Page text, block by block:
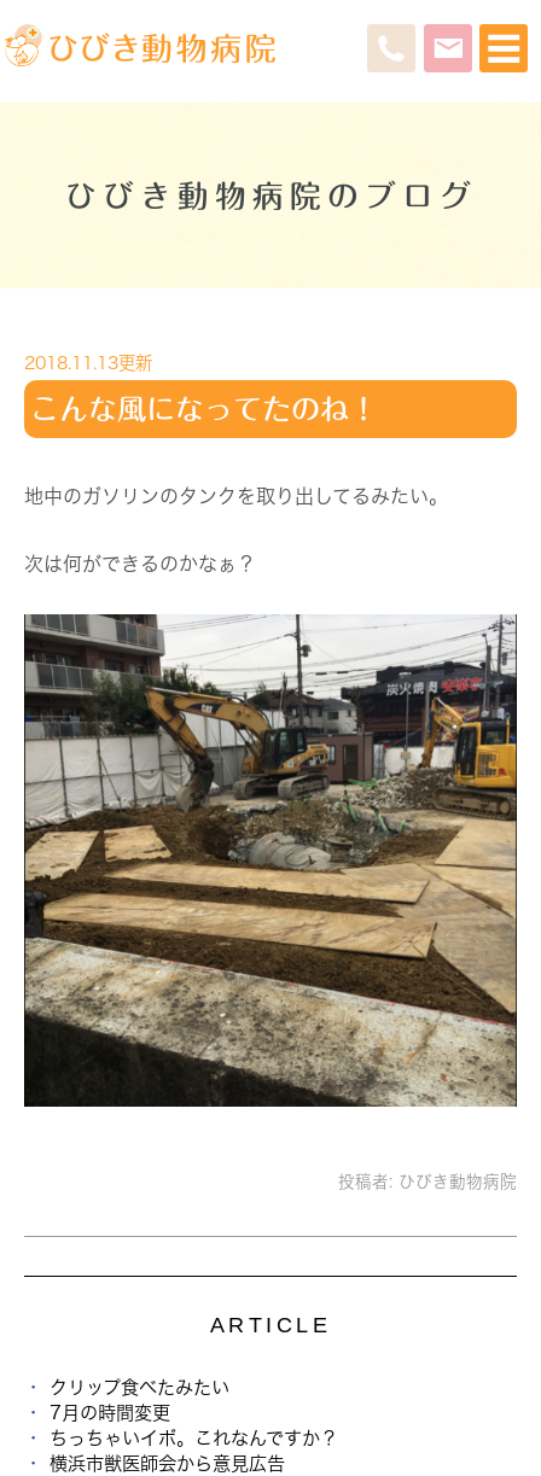
ひびき動物病院のブログ
2018.11.13更新
こんな風になってたのね！
地中のガソリンのタンクを取り出してるみたい。
次は何ができるのかなぁ？
投稿者: ひびき動物病院
ARTICLE
クリップ食べたみたい
7月の時間変更
ちっちゃいイボ。これなんですか？
横浜市獣医師会から意見広告